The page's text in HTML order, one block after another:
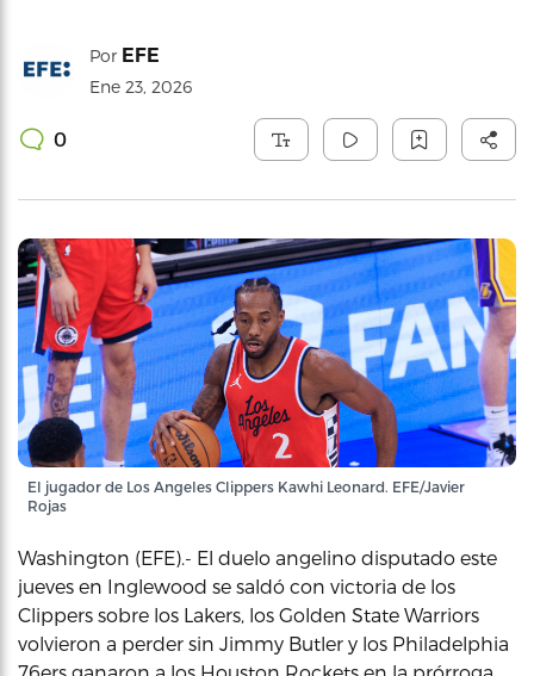
Por EFE
Ene 23, 2026
0
El jugador de Los Angeles Clippers Kawhi Leonard. EFE/Javier
Rojas
Washington (EFE).- El duelo angelino disputado este
jueves en Inglewood se saldó con victoria de los
Clippers sobre los Lakers, los Golden State Warriors
volvieron a perder sin Jimmy Butler y los Philadelphia